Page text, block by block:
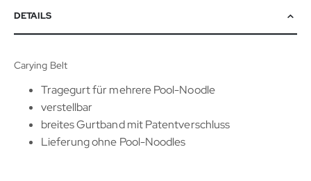
DETAILS
Carying Belt
Tragegurt für mehrere Pool-Noodle
verstellbar
breites Gurtband mit Patentverschluss
Lieferung ohne Pool-Noodles